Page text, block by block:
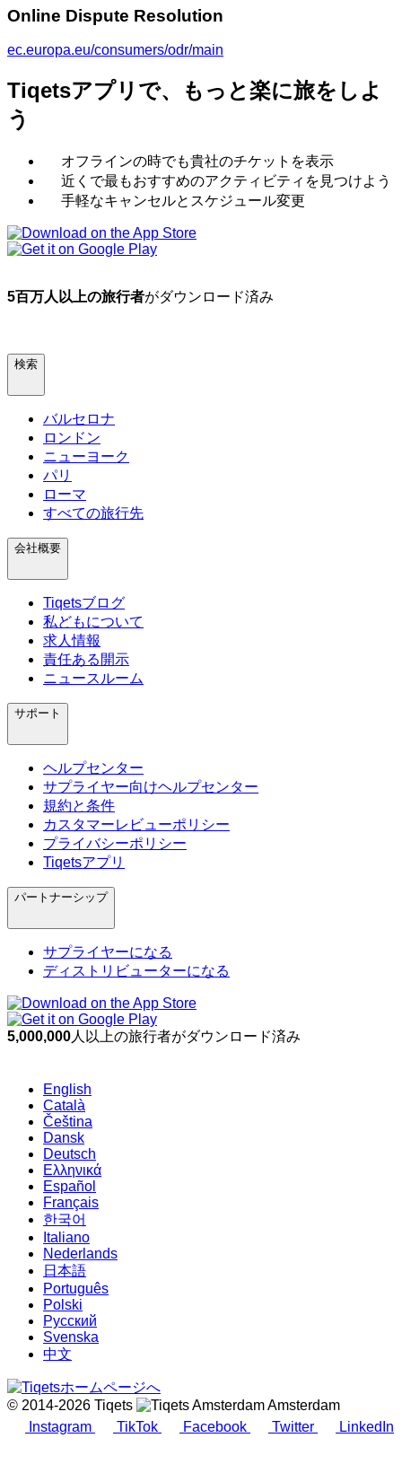
Online Dispute Resolution
ec.europa.eu/consumers/odr/main
Tiqetsアプリで、もっと楽に旅をしよ
う
オフラインの時でも貴社のチケットを表示
近くで最もおすすめのアクティビティを見つけよう
手軽なキャンセルとスケジュール変更
5百万人以上の旅行者がダウンロード済み
検索
バルセロナ
ロンドン
ニューヨーク
パリ
ローマ
すべての旅行先
会社概要
Tiqetsブログ
私どもについて
求人情報
責任ある開示
ニュースルーム
サポート
ヘルプセンター
サプライヤー向けヘルプセンター
規約と条件
カスタマーレビューポリシー
プライバシーポリシー
Tiqetsアプリ
パートナーシップ
サプライヤーになる
ディストリビューターになる
5,000,000人以上の旅行者がダウンロード済み
English
Català
Čeština
Dansk
Deutsch
Ελληνικά
Español
Français
한국어
Italiano
Nederlands
日本語
Português
Polski
Русский
Svenska
中文
© 2014-2026 Tiqets
Amsterdam
Instagram
TikTok Facebook Twitter LinkedIn